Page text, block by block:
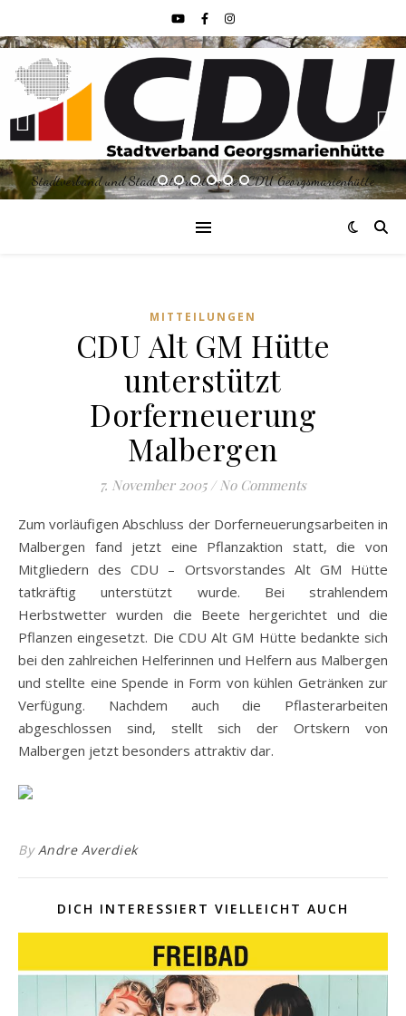
Stadtverband und Stadtratsfraktion der CDU Georgsmarienhütte
MITTEILUNGEN
CDU Alt GM Hütte
unterstützt
Dorferneuerung
Malbergen
7. November 2005 / No Comments
Zum vorläufigen Abschluss der Dorferneuerungsarbeiten in
Malbergen fand jetzt eine Pflanzaktion statt, die von
Mitgliedern des CDU – Ortsvorstandes Alt GM Hütte
tatkräftig unterstützt wurde. Bei strahlendem
Herbstwetter wurden die Beete hergerichtet und die
Pflanzen eingesetzt. Die CDU Alt GM Hütte bedankte sich
bei den zahlreichen Helferinnen und Helfern aus Malbergen
und stellte eine Spende in Form von kühlen Getränken zur
Verfügung. Nachdem auch die Pflasterarbeiten
abgeschlossen sind, stellt sich der Ortskern von
Malbergen jetzt besonders attraktiv dar.
ByAndre Averdiek
DICH INTERESSIERT VIELLEICHT AUCH